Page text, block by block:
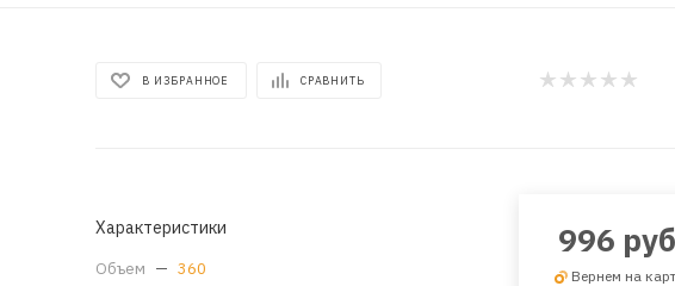
В ИЗБРАННОЕ СРАВНИТЬ
Характеристики
Объем — 360
996
Вернем на